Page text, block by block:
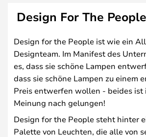
Design For The
Design for the People ist wie ein
Designteam. Im Manifest des
es, dass sie schöne Lampen
dass sie schöne Lampen zu einem
Preis entwerfen wollen - beides ist
Meinung nach gelungen!
Design for the People steht hinter
Palette von Leuchten, die alle von